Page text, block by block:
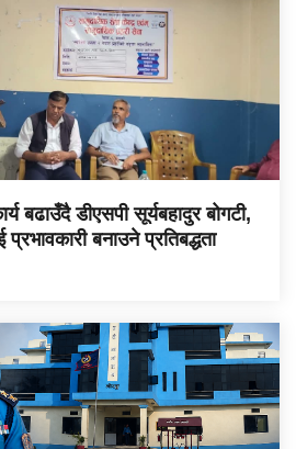
बढाउँदै डीएसपी सूर्यबहादुर बोगटी,
प्रभावकारी बनाउने प्रतिबद्धता